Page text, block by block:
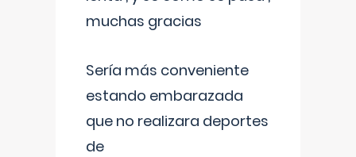
muchas gracias
Sería más conveniente
estando embarazada
que no realizara deportes
de